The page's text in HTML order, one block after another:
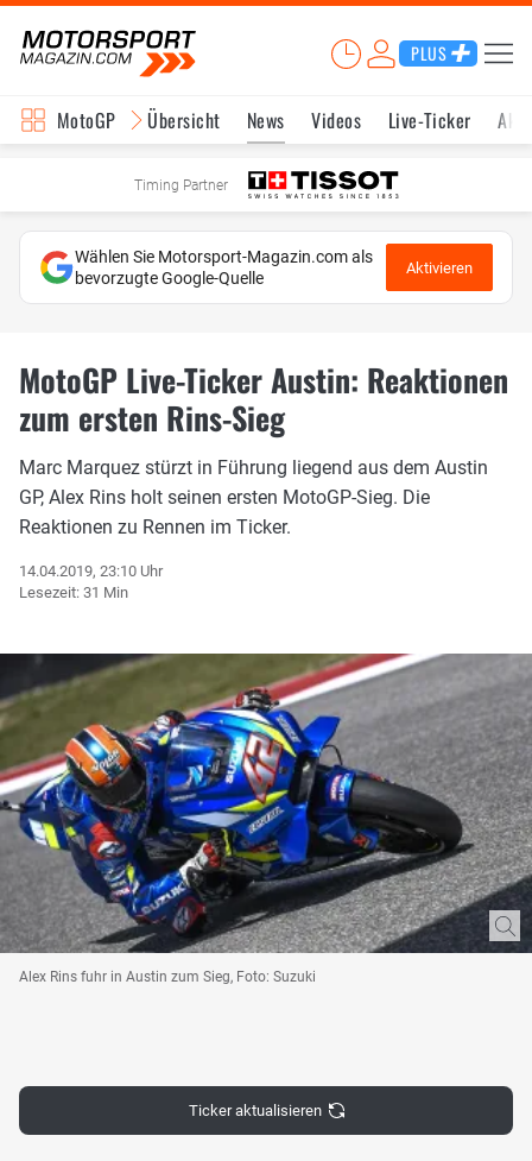
PLUS
MotoGP Übersicht News Videos Live-Ticker
Timing Partner
Wählen Sie Motorsport-Magazin.com als
bevorzugte Google-Quelle
Aktivieren
MotoGP Live-Ticker Austin: Reaktionen
zum ersten Rins-Sieg
Marc Marquez stürzt in Führung liegend aus dem Austin
GP, Alex Rins holt seinen ersten MotoGP-Sieg. Die
Reaktionen zu Rennen im Ticker.
14.04.2019, 23:10 Uhr
Lesezeit: 31 Min
Alex Rins fuhr in Austin zum Sieg, Foto: Suzuki
Ticker aktualisieren